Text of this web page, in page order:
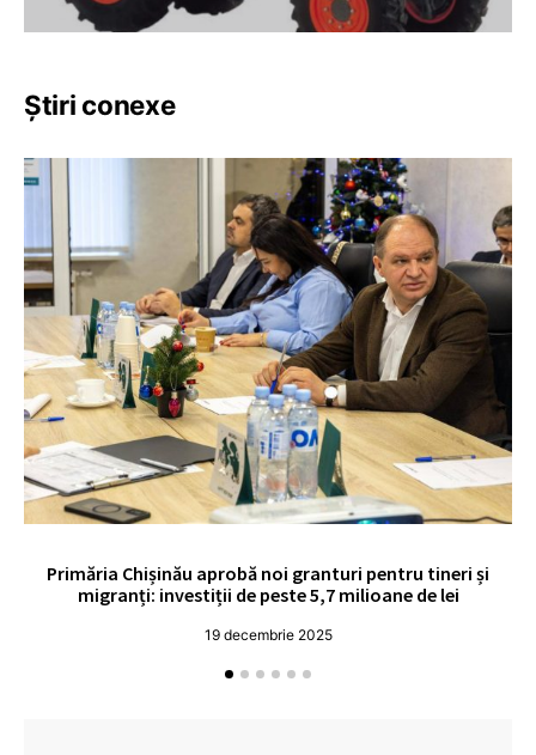
Știri conexe
Primăria Chișinău aprobă noi granturi pentru tineri și
migranți: investiții de peste 5,7 milioane de lei
19 decembrie 2025